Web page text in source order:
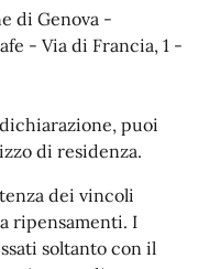
di Genova -
- Via di Francia, 1 -
puoi
di residenza.
dei vincoli
ripensamenti. I
soltanto con il